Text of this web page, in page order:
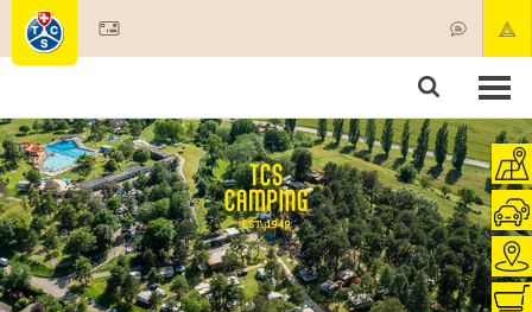
Membres & prestations
Tests, sécurité & santé